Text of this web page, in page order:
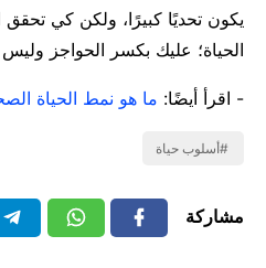
يكون تحديًا كبيرًا، ولكن كي تحقق
الحياة؛ عليك بكسر الحواجز وليس
- اقرأ أيضًا: ما هو نمط الحياة
أسلوب حياة
مشاركة